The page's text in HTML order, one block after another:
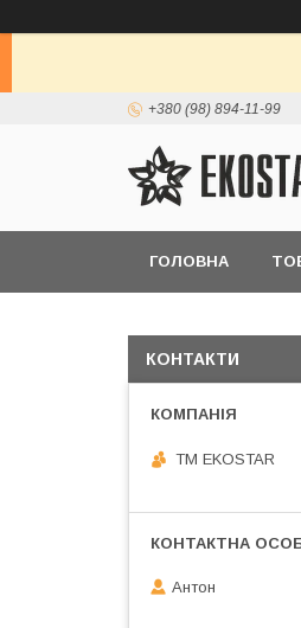
+380 (98) 894-11-99
ГОЛОВНА
КОНТАКТИ
ТМ EKOSTAR
Антон